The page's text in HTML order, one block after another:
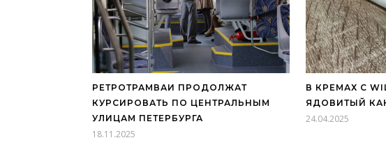
РЕТРОТРАМВАИ ПРОДОЛЖАТ
КУРСИРОВАТЬ ПО ЦЕНТРАЛЬНЫМ
УЛИЦАМ ПЕТЕРБУРГА
18.11.2025
В КРЕМАХ С
ЯДОВИТЫЙ
24.04.2025